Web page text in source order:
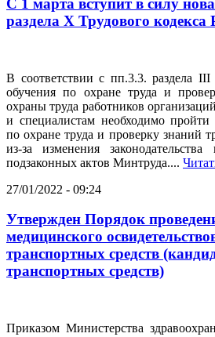
С 1 марта вступит в силу
раздела X Трудового
В соответствии с пп.3.3. раздела
обучения по охране труда и
охраны труда работников
и специалистам необходимо пройти
по охране труда и проверку знаний
из-за изменения
подзаконных актов Минтруда....
27/01/2022 - 09:24
Утвержден Порядок
медицинского
транспортных средств
транспортных средств)
Приказом Министерства